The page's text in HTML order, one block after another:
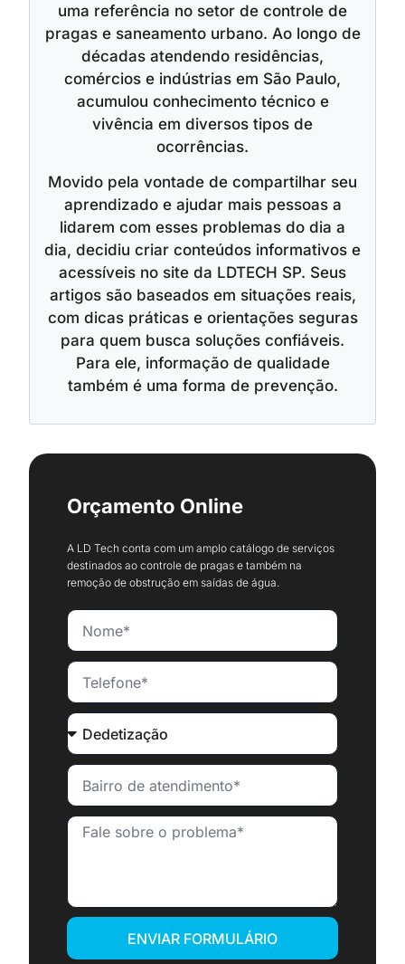
uma referência no setor de controle de
pragas e saneamento urbano. Ao longo de
décadas atendendo residências,
comércios e indústrias em São Paulo,
acumulou conhecimento técnico e
vivência em diversos tipos de
ocorrências.
Movido pela vontade de compartilhar seu
aprendizado e ajudar mais pessoas a
lidarem com esses problemas do dia a
dia, decidiu criar conteúdos informativos e
acessíveis no site da LDTECH SP. Seus
artigos são baseados em situações reais,
com dicas práticas e orientações seguras
para quem busca soluções confiáveis.
Para ele, informação de qualidade
também é uma forma de prevenção.
Orçamento Online
A LD Tech conta com um amplo catálogo de serviços
destinados ao controle de pragas e também na
remoção de obstrução em saídas de água.
ENVIAR FORMULÁRIO